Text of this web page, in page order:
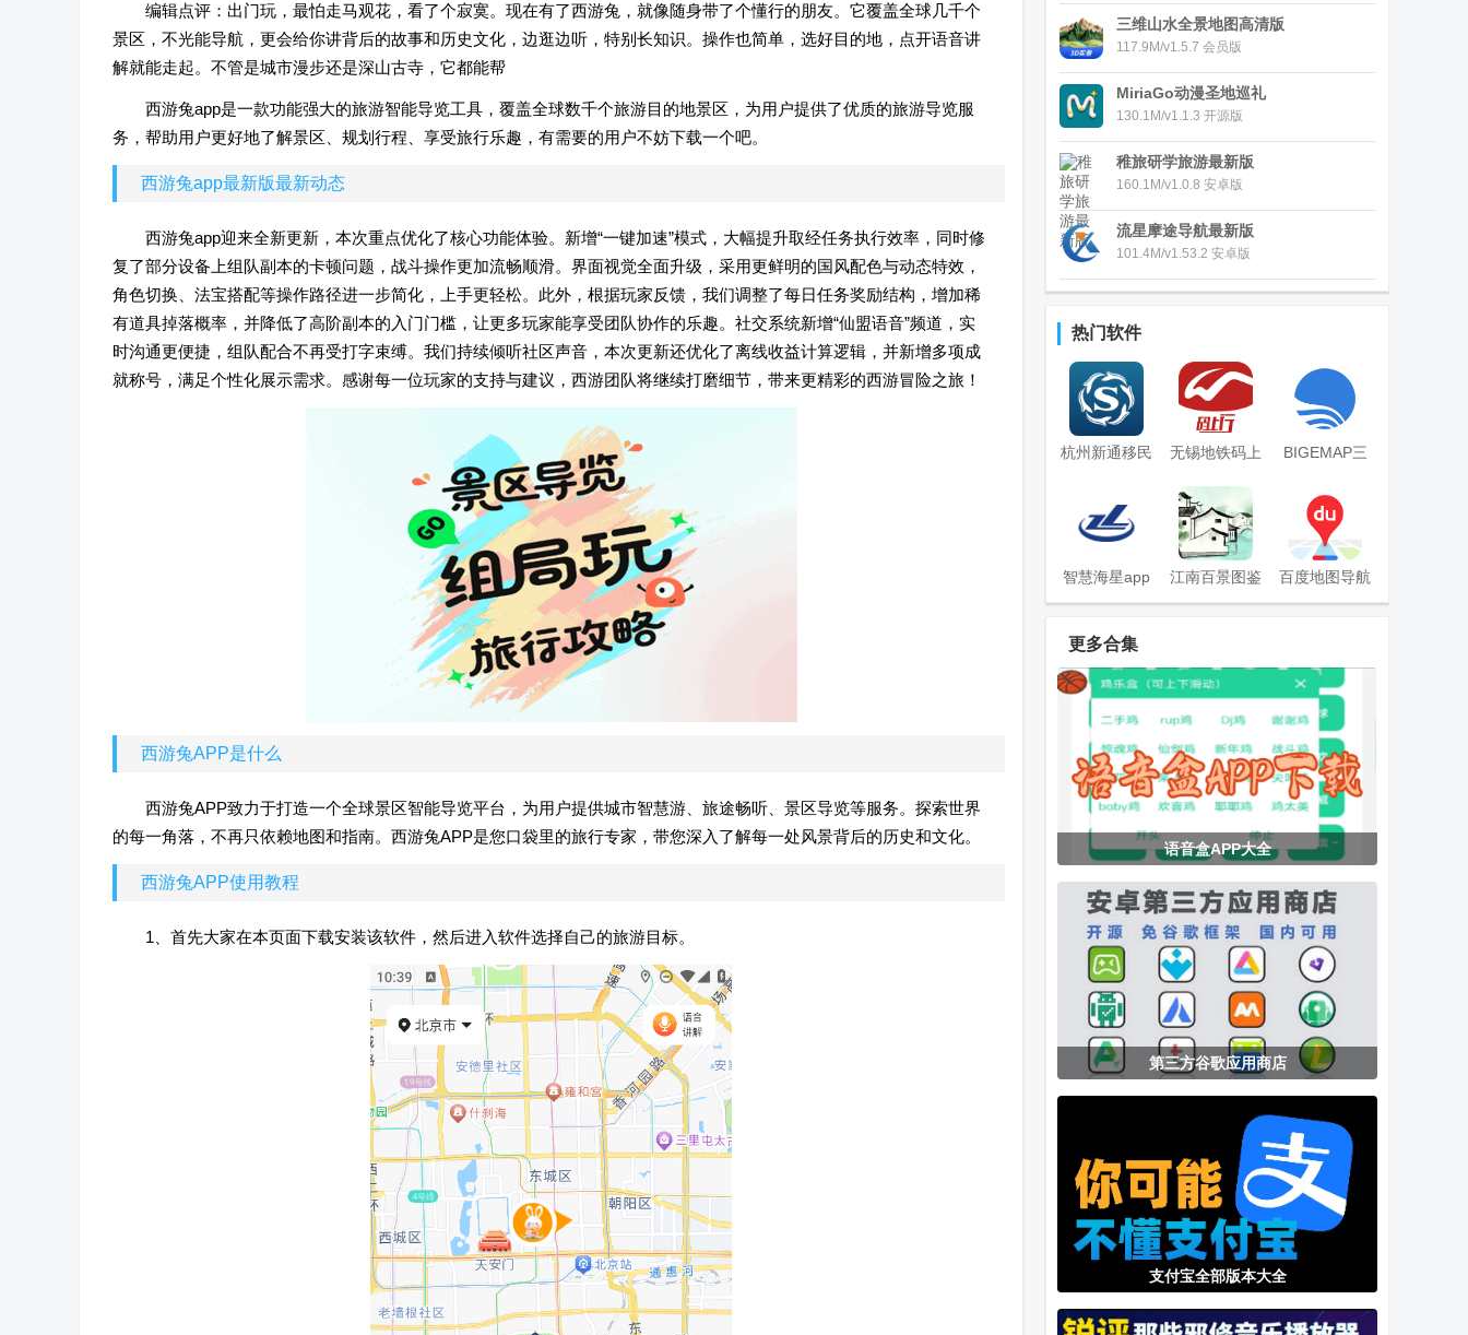
编辑点评：出门玩，最怕走马观花，看了个寂寞。现在有了西游兔，就像随身带了个懂行的朋友。它覆盖全球几千个
景区，不光能导航，更会给你讲背后的故事和历史文化，边逛边听，特别长知识。操作也简单，选好目的地，点开语音讲
解就能走起。不管是城市漫步还是深山古寺，它都能帮
西游兔app是一款功能强大的旅游智能导览工具，覆盖全球数千个旅游目的地景区，为用户提供了优质的旅游导览服
务，帮助用户更好地了解景区、规划行程、享受旅行乐趣，有需要的用户不妨下载一个吧。
西游兔app最新版最新动态
西游兔app迎来全新更新，本次重点优化了核心功能体验。新增“一键加速”模式，大幅提升取经任务执行效率，同时修
复了部分设备上组队副本的卡顿问题，战斗操作更加流畅顺滑。界面视觉全面升级，采用更鲜明的国风配色与动态特效，
角色切换、法宝搭配等操作路径进一步简化，上手更轻松。此外，根据玩家反馈，我们调整了每日任务奖励结构，增加稀
有道具掉落概率，并降低了高阶副本的入门门槛，让更多玩家能享受团队协作的乐趣。社交系统新增“仙盟语音”频道，实
时沟通更便捷，组队配合不再受打字束缚。我们持续倾听社区声音，本次更新还优化了离线收益计算逻辑，并新增多项成
就称号，满足个性化展示需求。感谢每一位玩家的支持与建议，西游团队将继续打磨细节，带来更精彩的西游冒险之旅！
西游兔APP是什么
西游兔APP致力于打造一个全球景区智能导览平台，为用户提供城市智慧游、旅途畅听、景区导览等服务。探索世界
的每一角落，不再只依赖地图和指南。西游兔APP是您口袋里的旅行专家，带您深入了解每一处风景背后的历史和文化。
西游兔APP使用教程
1、首先大家在本页面下载安装该软件，然后进入软件选择自己的旅游目标。
三维山水全景地图高清版
117.9M/v1.5.7 会员版
MiriaGo动漫圣地巡礼
130.1M/v1.1.3 开源版
稚旅研学旅游最新版
160.1M/v1.0.8 安卓版
流星摩途导航最新版
101.4M/v1.53.2 安卓版
热门软件
杭州新通移民
无锡地铁码上
行app安卓版
BIGEMAP三
智慧海星app
手机版
江南百景图鉴
app手机版
百度地图导航
2026纯净精简
百度CarLife车
载提取版
高德地图auto
光州智慧停车
手机客户端
Yandex
Translate实时
翻译软件
最新版
EMBY安卓
app免费版
嗅探大师app
最新版
绿城集团绿小
服app
玄武TV电视版
乘风TV电视版
pxvr官方主页
幻路搜索下载
更多合集
语音盒APP大全
第三方谷歌应用商店
支付宝全部版本大全